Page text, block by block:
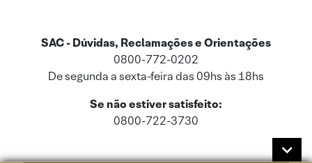
SAC - Dúvidas, Reclamações e Orientações
0800-772-0202
De segunda a sexta-feira das 09hs às 18hs
Se não estiver satisfeito:
0800-722-3730